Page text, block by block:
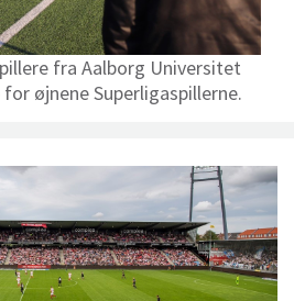
fra Aalborg Universitet
øjnene Superligaspillerne.